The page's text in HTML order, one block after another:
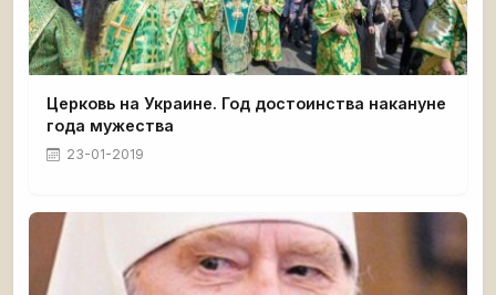
Церковь на Украине. Год достоинства накануне
года мужества
23-01-2019